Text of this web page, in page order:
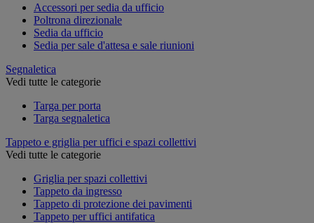
Accessori per sedia da ufficio
Poltrona direzionale
Sedia da ufficio
Sedia per sale d'attesa e sale riunioni
Segnaletica
Vedi tutte le categorie
Targa per porta
Targa segnaletica
Tappeto e griglia per uffici e spazi collettivi
Vedi tutte le categorie
Griglia per spazi collettivi
Tappeto da ingresso
Tappeto di protezione dei pavimenti
Tappeto per uffici antifatica